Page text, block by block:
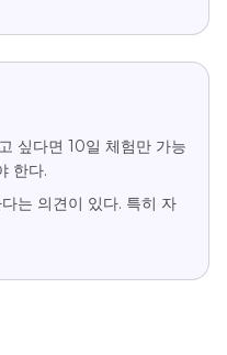
싶다면 10일 체험만 가능
한다.
는 의견이 있다. 특히 자